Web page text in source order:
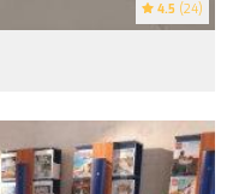
4.5 (24)